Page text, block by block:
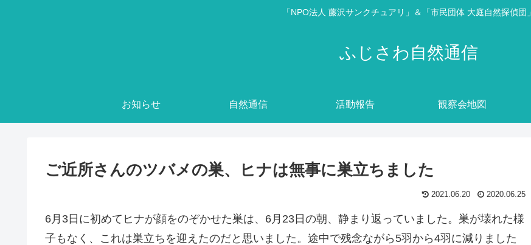
「NPO法人 藤沢サンクチュアリ」＆「市民団体 大庭自然探偵団」
ふじさわ自然通信
お知らせ 自然通信 活動報告 観察会地図
ご近所さんのツバメの巣、ヒナは無事に巣立ちました
2021.06.20 2020.06.25
6月3日に初めてヒナが顔をのぞかせた巣は、6月23日の朝、静まり返っていました。巣が壊れた様
子もなく、これは巣立ちを迎えたのだと思いました。途中で残念ながら5羽から4羽に減りました